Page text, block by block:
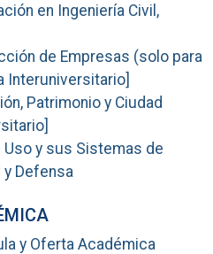
en Ingeniería Civil,
de Empresas (solo para
Interuniversitario]
Patrimonio y Ciudad
y sus Sistemas de
y Defensa
y Oferta Académica